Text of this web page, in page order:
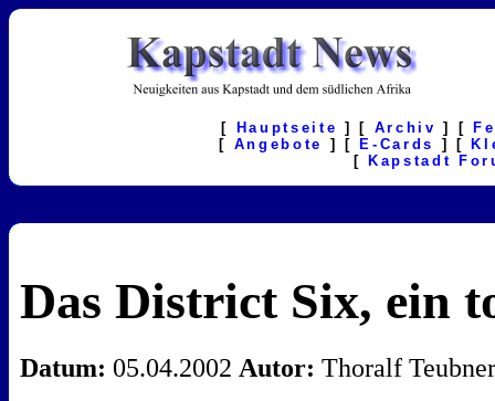
[ Hauptseite ] [ Archiv ] [
[ Angebote ] [ E-Cards ] [
[
Kapstadt
Das District Six, ein
Datum: 05.04.2002 Autor: Thoralf